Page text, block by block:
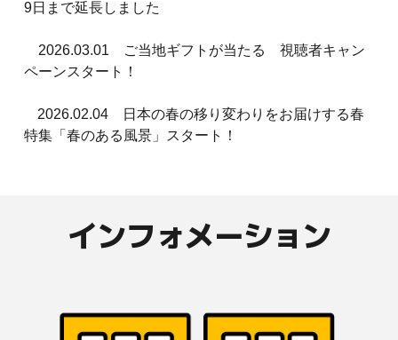
9日まで延長しました
2026.03.01 ご当地ギフトが当たる 視聴者キャン
ペーンスタート！
2026.02.04 日本の春の移り変わりをお届けする春
特集「春のある風景」スタート！
インフォメーション